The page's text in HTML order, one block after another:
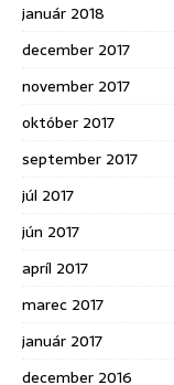
január 2018
december 2017
november 2017
október 2017
september 2017
júl 2017
jún 2017
apríl 2017
marec 2017
január 2017
december 2016